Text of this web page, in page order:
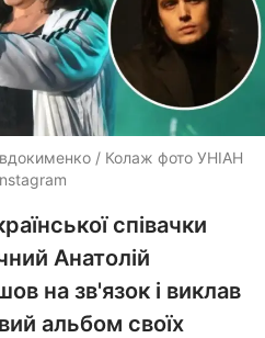
/ Колаж фото УНІАН
співачки
Анатолій
на зв'язок і виклав
альбом своїх